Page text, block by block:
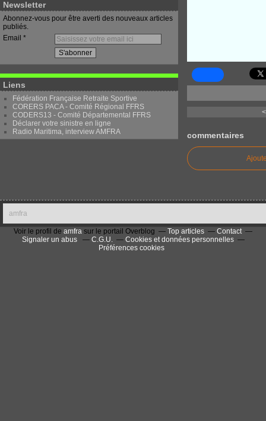
Newsletter
Abonnez-vous pour être averti des nouveaux articles
publiés.
Email
Liens
Fédération Française Retraite Sportive
CORERS PACA - Comité Régional FFRS
CODERS13 - Comité Départemental FFRS
Déclarer votre sinistre en ligne
Radio Maritima, interview AMFRA
commentaires
amfra
Voir le profil de amfra sur le portail Overblog Top articles
Contact
Signaler un abus
C.G.U.
Cookies et données personnelles
Préférences cookies